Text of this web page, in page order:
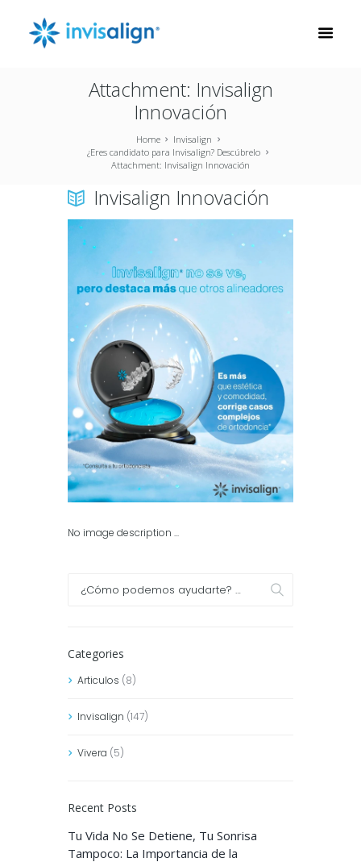
Attachment: Invisalign
Innovación
Home
Invisalign
¿Eres candidato para Invisalign? Descúbrelo
Attachment: Invisalign Innovación
Invisalign Innovación
No image description ...
Categories
Articulos (8)
Invisalign (147)
Vivera (5)
Recent Posts
Tu Vida No Se Detiene, Tu Sonrisa
Tampoco: La Importancia de la